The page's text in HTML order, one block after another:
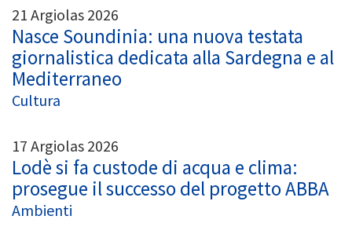
21 Argiolas 2026
Nasce Soundinia: una nuova testata
giornalistica dedicata alla Sardegna e al
Mediterraneo
Cultura
17 Argiolas 2026
Lodè si fa custode di acqua e clima:
prosegue il successo del progetto ABBA
Ambienti